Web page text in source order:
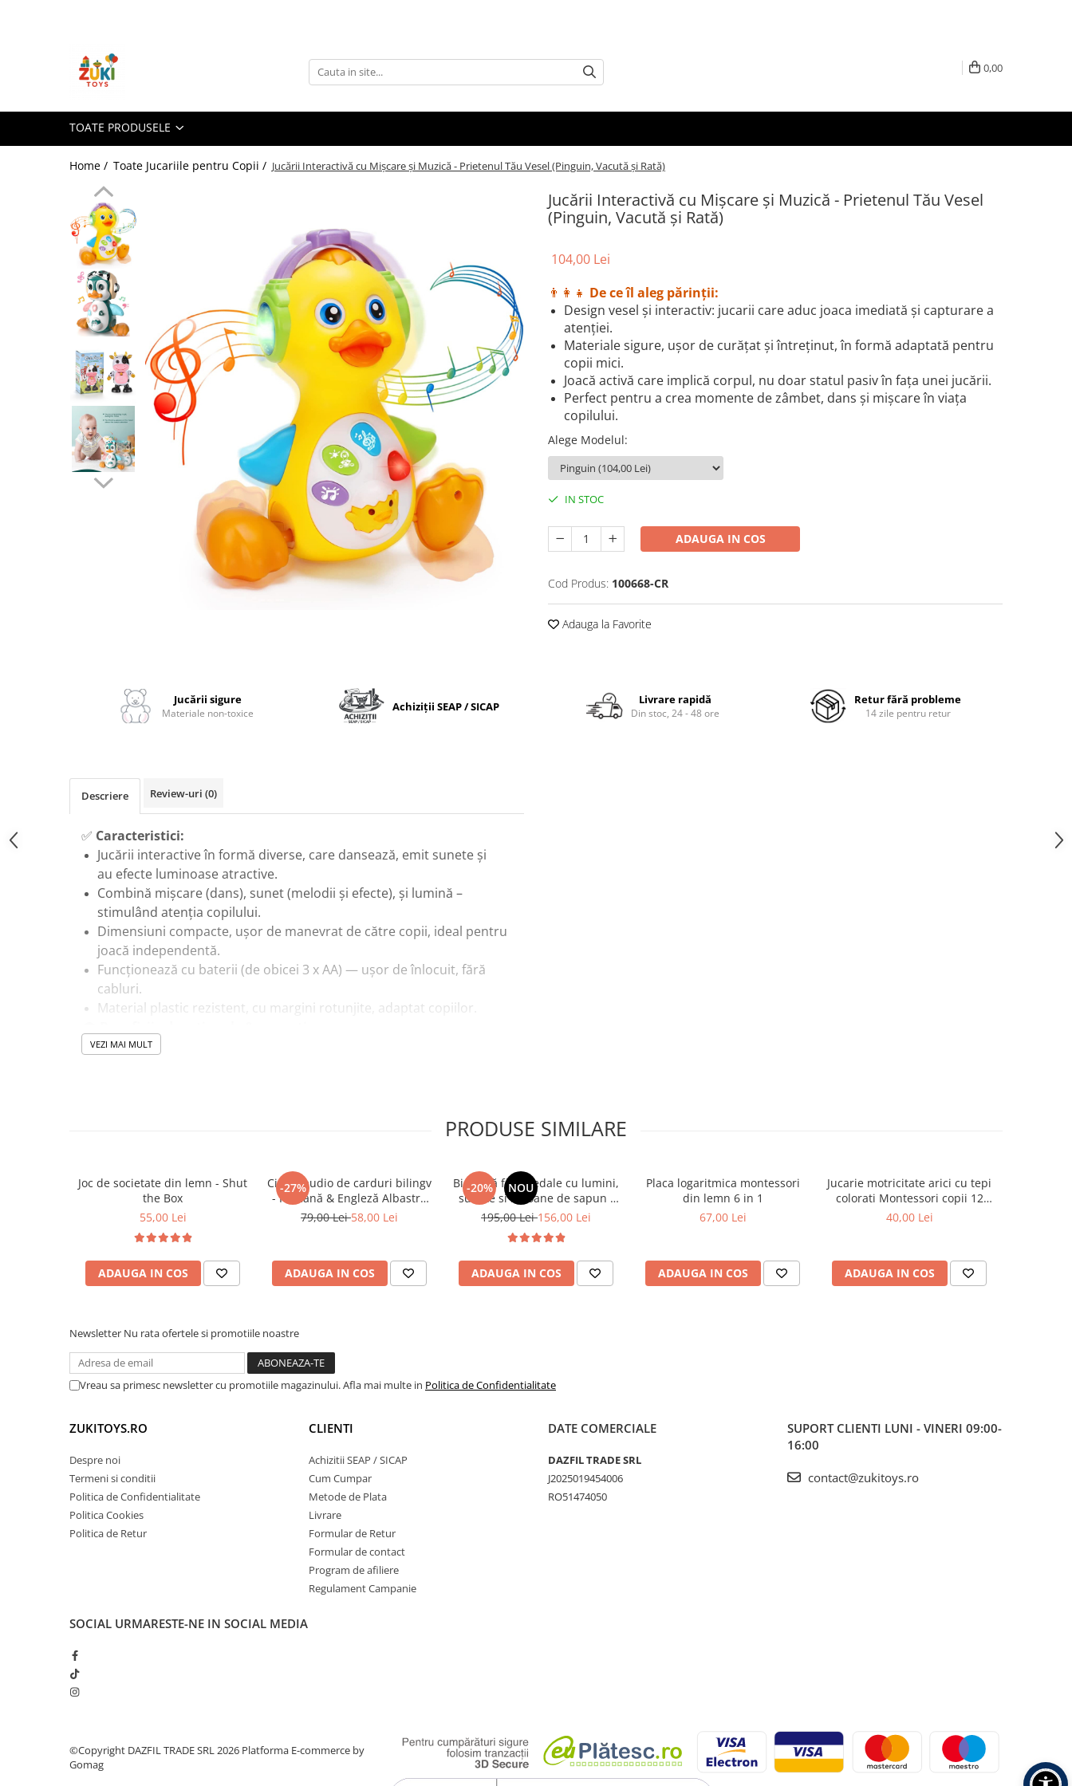
Toate Produsele
Jucarii pentru calatorii
Recomandari Zuki
Cadouri pentru Copii
Cadouri Aniversare
Cadouri de Sarbatori
Cadouri dupa Buget
Cadouri sub 59 lei
Cadouri sub 99 lei
Cadouri sub 149 lei
Jucarii pe Varsta Copilului
Jucarii sub 59 lei
Depozitare & Organizare Jucarii
Colaci & Saltele Gonflabile
Jucarii pentru Plaja
Joaca in Aer Liber
Toate Jucariile pentru Copii
Jucarii Educative & Invatare
Jucarii Interactive & Sensoriale
Jucarii pentru Bebe (0–2 ani)
Jocuri de Constructie & Asamblare
Jucarii din Lemn Natural
0,00
TOATE PRODUSELE
Home / Toate Jucariile pentru Copii / Jucării Interactivă cu Mișcare și Muzică - Prietenul Tău Vesel (Pinguin, Vacută și Rată)
Jucării Interactivă cu Mișcare și Muzică - Prietenul Tău Vesel
(Pinguin, Vacută și Rată)
104,00 Lei
👨‍👩‍👧 De ce îl aleg părinţii:
Design vesel şi interactiv: jucarii care aduc joaca imediată şi capturare a
atenţiei.
Materiale sigure, ușor de curăţat şi întreţinut, în formă adaptată pentru
copii mici.
Joacă activă care implică corpul, nu doar statul pasiv în faţa unei jucării.
Perfect pentru a crea momente de zâmbet, dans şi mişcare în viaţa
copilului.
Alege Modelul:
IN STOC
ADAUGA IN COS
Cod Produs: 100668-CR
Adauga la Favorite
Jucării sigure
Materiale non-toxice Achiziții SEAP / SICAP Livrare rapidă
Din stoc, 24 - 48 ore
Retur fără probleme
14 zile pentru retur
Descriere Review-uri (0)
✅ Caracteristici:
Jucării interactive în formă diverse, care dansează, emit sunete și
au efecte luminoase atractive.
Combină mişcare (dans), sunet (melodii şi efecte), şi lumină –
stimulând atenţia copilului.
Dimensiuni compacte, ușor de manevrat de către copii, ideal pentru
joacă independentă.
Funcţionează cu baterii (de obicei 3 x AA) — ușor de înlocuit, fără
cabluri.
Material plastic rezistent, cu margini rotunjite, adaptat copiilor.
Stimulează
Încurajează implicarea activă, distractivă şi senzorială – lumini,
Oferă un moment de joacă veselă, în care copilul se simte parte din
spectacol, nu doar spectator.
Ideal pentru:
Copii care iubesc muzica, mişcarea și jucăriile interactive.
Părinţi care doresc să aducă un plus de distracţie şi energie în
camera copilului.
VEZI MAI MULT
PRODUSE SIMILARE
Joc de societate din lemn - Shut
the Box
55,00 Lei
ADAUGA IN COS
-27%
Cititor audio de carduri bilingv
- Română & Engleză Albastru
(224 carduri / 448 cuvinte)
79,00 Lei58,00 Lei
ADAUGA IN COS
-20% NOU
Bicicletă fără pedale cu lumini,
sunete si baloane de sapun -
roz
195,00 Lei156,00 Lei
ADAUGA IN COS
Placa logaritmica montessori
din lemn 6 in 1
67,00 Lei
ADAUGA IN COS
Jucarie motricitate arici cu tepi
colorati Montessori copii 12
luni+
40,00 Lei
ADAUGA IN COS
Newsletter Nu rata ofertele si promotiile noastre
Vreau sa primesc newsletter cu promotiile magazinului. Afla mai multe in Politica de Confidentialitate
ZUKITOYS.RO
Despre noi
Termeni si conditii
Politica de Confidentialitate
Politica Cookies
Politica de Retur
CLIENTI
Achizitii SEAP / SICAP
Cum Cumpar
Metode de Plata
Livrare
Formular de Retur
Formular de contact
Program de afiliere
Regulament Campanie
DATE COMERCIALE
DAZFIL TRADE SRL
J2025019454006
RO51474050
SUPORT CLIENTI LUNI - VINERI 09:00-
16:00
contact@zukitoys.ro
SOCIAL URMARESTE-NE IN SOCIAL MEDIA
©Copyright DAZFIL TRADE SRL 2026 Platforma E-commerce by
Gomag